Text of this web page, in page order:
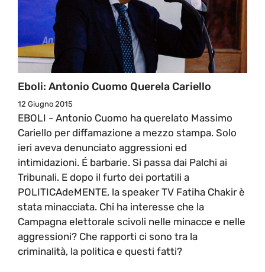
Eboli: Antonio Cuomo Querela Cariello
12 Giugno 2015
EBOLI - Antonio Cuomo ha querelato Massimo
Cariello per diffamazione a mezzo stampa. Solo
ieri aveva denunciato aggressioni ed
intimidazioni. É barbarie. Si passa dai Palchi ai
Tribunali. E dopo il furto dei portatili a
POLITICAdeMENTE, la speaker TV Fatiha Chakir è
stata minacciata. Chi ha interesse che la
Campagna elettorale scivoli nelle minacce e nelle
aggressioni? Che rapporti ci sono tra la
criminalità, la politica e questi fatti?